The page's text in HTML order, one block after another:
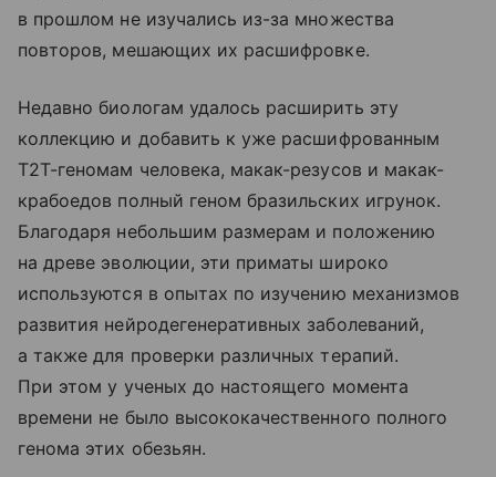
в прошлом не изучались из-за множества
повторов, мешающих их расшифровке.
Недавно биологам удалось расширить эту
коллекцию и добавить к уже расшифрованным
Т2Т-геномам человека, макак-резусов и макак-
крабоедов полный геном бразильских игрунок.
Благодаря небольшим размерам и положению
на древе эволюции, эти приматы широко
используются в опытах по изучению механизмов
развития нейродегенеративных заболеваний,
а также для проверки различных терапий.
При этом у ученых до настоящего момента
времени не было высококачественного полного
генома этих обезьян.